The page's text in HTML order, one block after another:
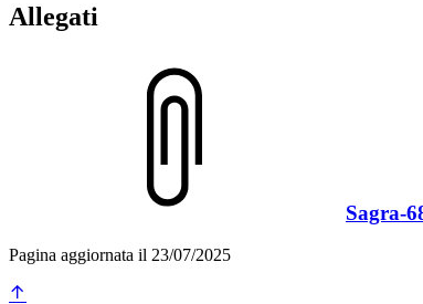
Allegati
Sagra-
Pagina aggiornata il 23/07/2025